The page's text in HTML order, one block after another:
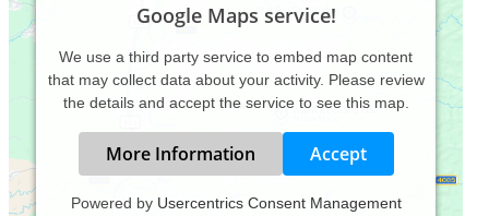
Google Maps service!
We use a third party service to embed map content
that may collect data about your activity. Please review
the details and accept the service to see this map.
More Information Accept
Powered by Usercentrics Consent Management